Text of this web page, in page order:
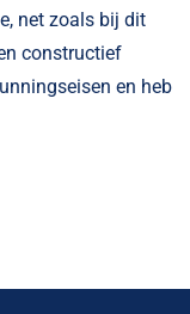
net zoals bij dit
constructief
en heb